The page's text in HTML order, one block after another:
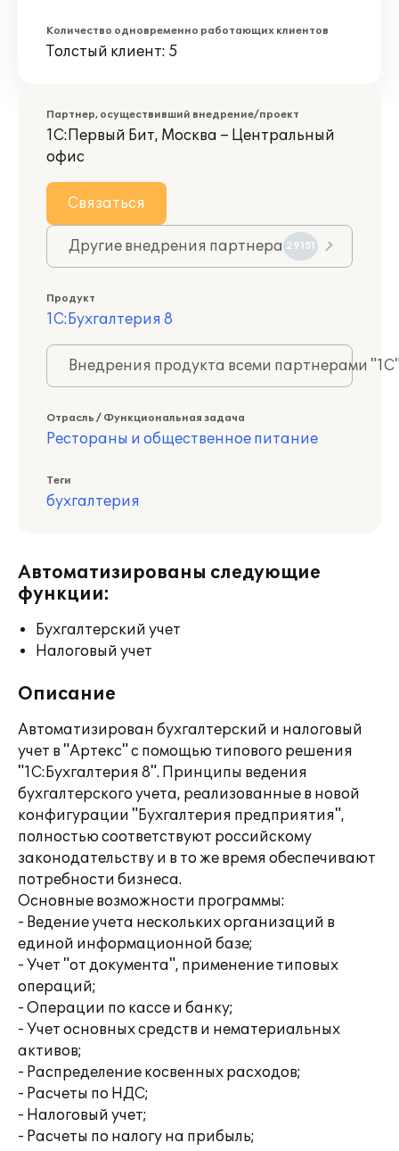
Количество одновременно работающих клиентов
Толстый клиент: 5
Партнер, осуществивший внедрение/проект
1С:Первый Бит, Москва – Центральный
офис
Связаться
Другие внедрения партнера 29151
Продукт
1С:Бухгалтерия 8
Внедрения продукта всеми партнерами
Отрасль / Функциональная задача
Рестораны и общественное питание
Теги
бухгалтерия
Автоматизированы следующие
функции:
Бухгалтерский учет
Налоговый учет
Описание
Автоматизирован бухгалтерский и налоговый
учет в "Артекс" с помощью типового решения
"1С:Бухгалтерия 8". Принципы ведения
бухгалтерского учета, реализованные в новой
конфигурации "Бухгалтерия предприятия",
полностью соответствуют российскому
законодательству и в то же время обеспечивают
потребности бизнеса.
Основные возможности программы:
- Ведение учета нескольких организаций в
единой информационной базе;
- Учет "от документа", применение типовых
операций;
- Операции по кассе и банку;
- Учет основных средств и нематериальных
активов;
- Распределение косвенных расходов;
- Расчеты по НДС;
- Налоговый учет;
- Расчеты по налогу на прибыль;